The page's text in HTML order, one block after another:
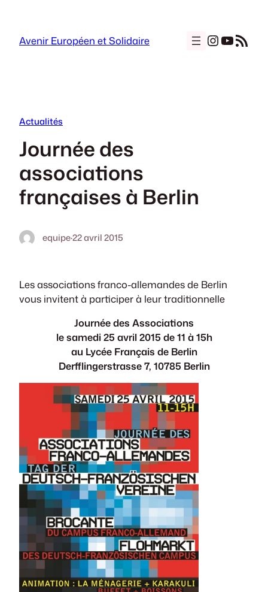
contenu
Avenir Européen et Solidaire Flux RSS
Actualités
Journée des
associations
françaises à Berlin
equipe·22 avril 2015
Les associations franco-allemandes de Berlin
vous invitent à participer à leur traditionnelle
Journée des Associations
le samedi 25 avril 2015 de 11 à 15h
au Lycée Français de Berlin
Derfflingerstrasse 7, 10785 Berlin